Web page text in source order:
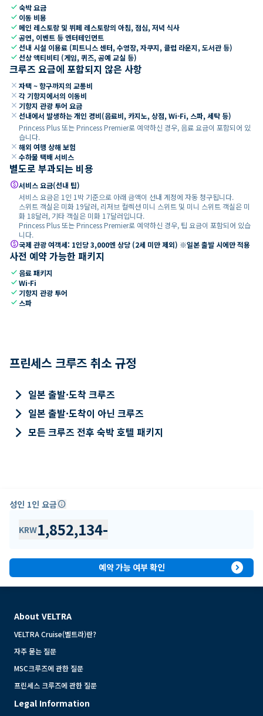
check숙박 요금
check 이동 비용
check 메인 레스토랑 및 뷔페 레스토랑의 아침, 점심, 저녁 식사
check공연, 이벤트 등 엔터테인먼트
check선내 시설 이용료 (피트니스 센터, 수영장, 자쿠지, 클럽 라운지, 도서관 등)
check선상 액티비티 (게임, 퀴즈, 공예 교실 등)
크루즈 요금에 포함되지 않은 사항
close 자택 ~ 항구까지의 교통비
close 각 기항지에서의 이동비
close 기항지 관광 투어 요금
close 선내에서 발생하는 개인 경비(음료비, 카지노, 상점, Wi-Fi, 스파, 세탁 등)
Princess Plus 또는 Princess Premier로 예약하신 경우, 음료 요금이 포함되어 있
습니다.
close 해외 여행 상해 보험
close 수하물 택배 서비스
별도로 부과되는 비용
paid서비스 요금(선내 팁)
서비스 요금은 1인 1박 기준으로 아래 금액이 선내 계정에 자동 청구됩니다.
스위트 객실은 미화 19달러, 리저브 컬렉션 미니 스위트 및 미니 스위트 객실은 미
화 18달러, 기타 객실은 미화 17달러입니다.
Princess Plus 또는 Princess Premier로 예약하신 경우, 팁 요금이 포함되어 있습
니다.
paid국제 관광 여객세: 1인당 3,000엔 상당 (2세 미만 제외) ※일본 출발 시에만 적용
사전 예약 가능한 패키지
check 음료 패키지
checkWi-Fi
check 기항지 관광 투어
check 스파
프린세스 크루즈 취소 규정
keyboard_arrow_right 일본 출발·도착 크루즈
keyboard_arrow_right 일본 출발·도착이 아닌 크루즈
keyboard_arrow_right 모든 크루즈 전후 숙박 호텔 패키지
성인 1인 요금info
KRW1,852,134-
예약 가능 여부 확인 expand_circle_right
About VELTRA
VELTRA Cruise(벨트라)란?
자주 묻는 질문
MSC크루즈에 관한 질문
프린세스 크루즈에 관한 질문
Legal Information